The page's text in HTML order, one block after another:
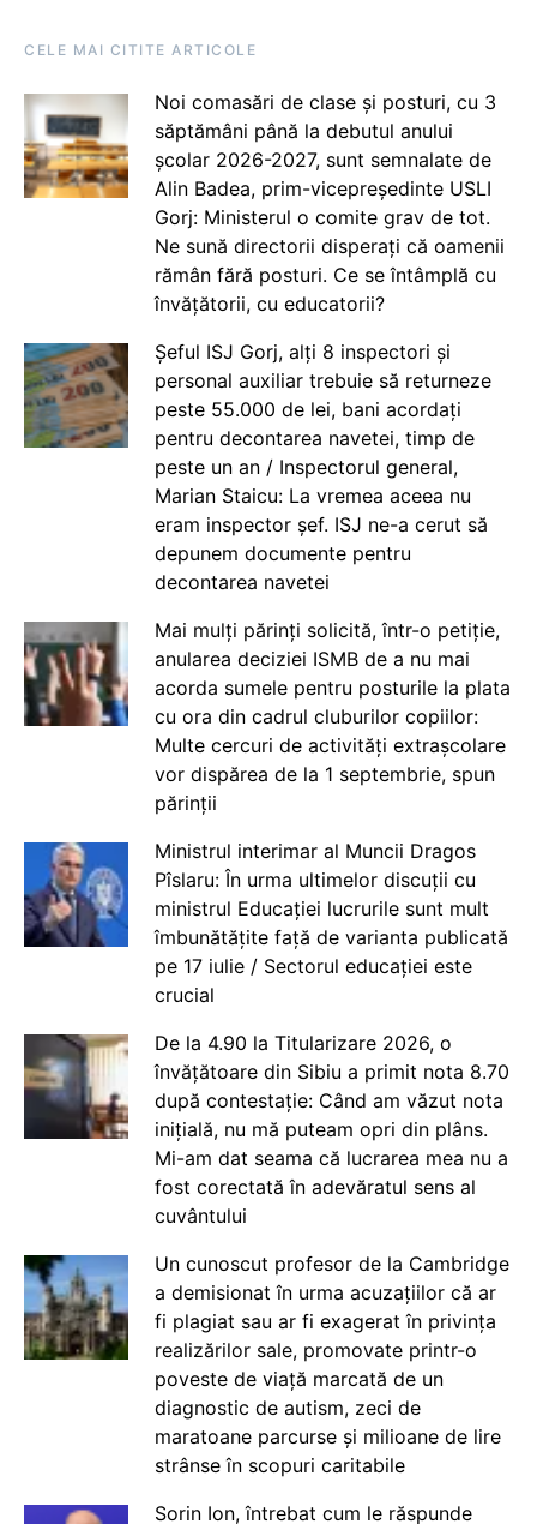
CELE MAI CITITE ARTICOLE
Noi comasări de clase și posturi, cu 3
săptămâni până la debutul anului
școlar 2026-2027, sunt semnalate de
Alin Badea, prim-vicepreședinte USLI
Gorj: Ministerul o comite grav de tot.
Ne sună directorii disperați că oamenii
rămân fără posturi. Ce se întâmplă cu
învățătorii, cu educatorii?
Șeful ISJ Gorj, alți 8 inspectori și
personal auxiliar trebuie să returneze
peste 55.000 de lei, bani acordați
pentru decontarea navetei, timp de
peste un an / Inspectorul general,
Marian Staicu: La vremea aceea nu
eram inspector șef. ISJ ne-a cerut să
depunem documente pentru
decontarea navetei
Mai mulți părinți solicită, într-o petiție,
anularea deciziei ISMB de a nu mai
acorda sumele pentru posturile la plata
cu ora din cadrul cluburilor copiilor:
Multe cercuri de activități extrașcolare
vor dispărea de la 1 septembrie, spun
părinții
Ministrul interimar al Muncii Dragos
Pîslaru: În urma ultimelor discuții cu
ministrul Educației lucrurile sunt mult
îmbunătățite față de varianta publicată
pe 17 iulie / Sectorul educației este
crucial
De la 4.90 la Titularizare 2026, o
învățătoare din Sibiu a primit nota 8.70
după contestație: Când am văzut nota
inițială, nu mă puteam opri din plâns.
Mi-am dat seama că lucrarea mea nu a
fost corectată în adevăratul sens al
cuvântului
Un cunoscut profesor de la Cambridge
a demisionat în urma acuzațiilor că ar
fi plagiat sau ar fi exagerat în privința
realizărilor sale, promovate printr-o
poveste de viață marcată de un
diagnostic de autism, zeci de
maratoane parcurse și milioane de lire
strânse în scopuri caritabile
Sorin Ion, întrebat cum le răspunde